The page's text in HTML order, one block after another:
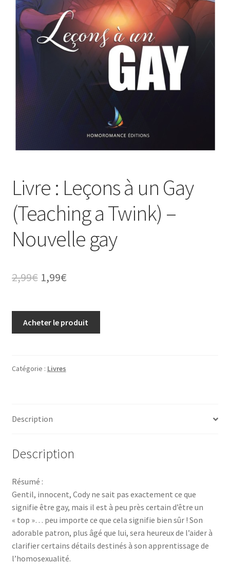
Livre : Leçons à un Gay
(Teaching a Twink) –
Nouvelle gay
2,99€ Le
initial
était :
1,99€Le
actuel
est :
Acheter le produit
Catégorie : Livres
Description
Description
Résumé :
Gentil, innocent, Cody ne sait pas exactement ce que
signifie être gay, mais il est à peu près certain d’être un
« top »… peu importe ce que cela signifie bien sûr ! Son
adorable patron, plus âgé que lui, sera heureux de l’aider à
clarifier certains détails destinés à son apprentissage de
l’homosexualité.